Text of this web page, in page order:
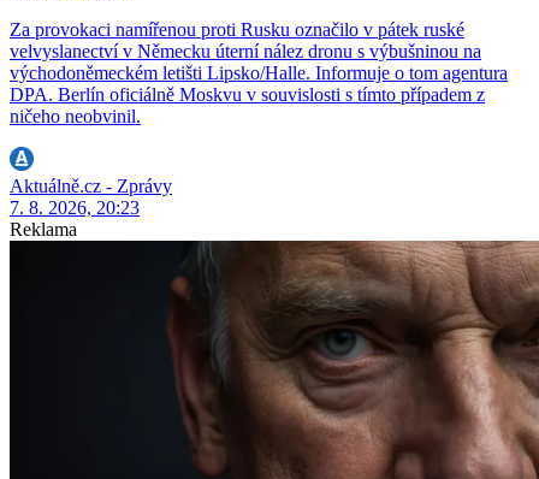
Za provokaci namířenou proti Rusku označilo v pátek ruské
velvyslanectví v Německu úterní nález dronu s výbušninou na
východoněmeckém letišti Lipsko/Halle. Informuje o tom agentura
DPA. Berlín oficiálně Moskvu v souvislosti s tímto případem z
ničeho neobvinil.
Aktuálně.cz - Zprávy
7. 8. 2026, 20:23
Reklama